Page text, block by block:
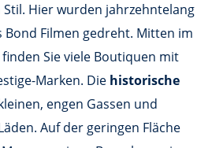
Hier wurden jahrzehntelang
Bond Filmen gedreht. Mitten im
Sie viele Boutiquen mit
Marken. Die historische
engen Gassen und
Auf der geringen Fläche